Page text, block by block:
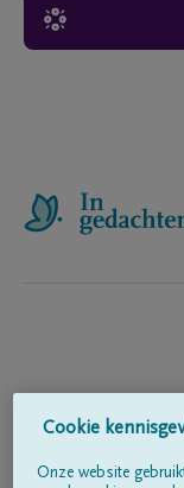
Cookie
Onze website